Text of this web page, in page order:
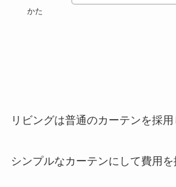
かた
リビングは普通のカーテンを採用
シンプルなカーテンにして費用を